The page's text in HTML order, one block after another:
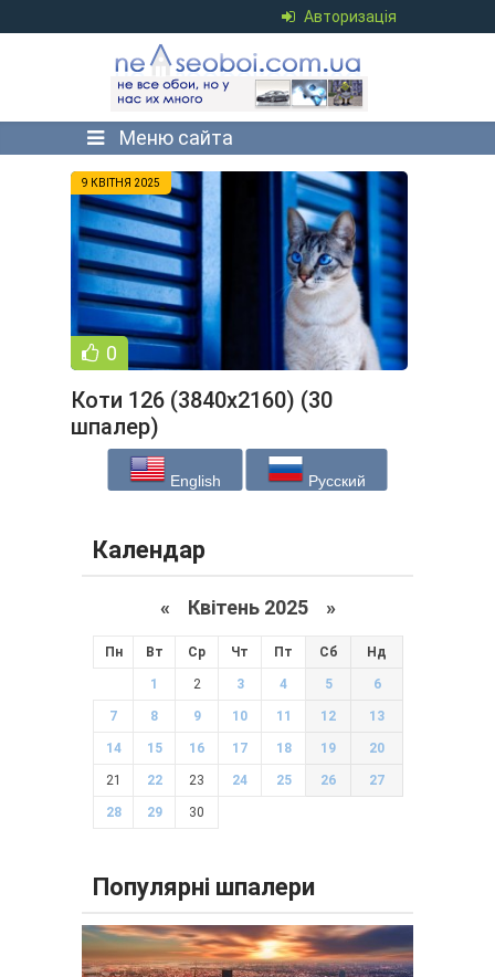
Авторизація
Меню сайта
9 КВІТНЯ 2025
0
Коти 126 (3840x2160) (30
шпалер)
English Русский
Календар
« Квітень 2025 »
Пн Вт Ср Чт Пт Сб Нд
1 2 3 4 5 6
7 8 9 10 11 12 13
14 15 16 17 18 19 20
21 22 23 24 25 26 27
28 29 30
Популярні шпалери